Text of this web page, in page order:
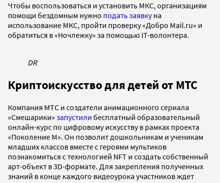
Чтобы воспользоваться и установить МКС, организациям
помощи бездомным нужно подать заявкуна
использование МКС, пройти проверку «Добро Mail.ru» и
обратиться в «Ночлежку» за помощью IT-волонтера.
DR
Криптоискусство для детей от МТС
Компания МТС и создатели анимационного сериала
«Смешарики» запустили бесплатный образовательный
онлайн-курс по цифровому искусству в рамках проекта
«Поколение М». Он позволит дошкольникам и ученикам
младших классов вместе с героями мультиков
познакомиться с технологией NFT и создать собственный
арт-объект в 3D-формате. Для закрепления полученных
знаний в конце каждого видеоурока участников ждет